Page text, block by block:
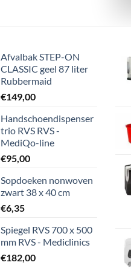
Afvalbak STEP-ON
CLASSIC geel 87 liter
Rubbermaid
€149,00
Handschoendispenser
trio RVS RVS -
MediQo-line
€95,00
Sopdoeken nonwoven
zwart 38 x 40 cm
€6,35
Spiegel RVS 700 x 500
mm RVS - Mediclinics
€182,00